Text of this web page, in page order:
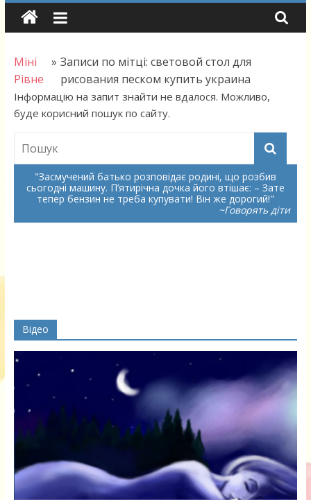
Skip
Міні
Рівне
» Записи по мітці: световой стол для
рисования песком купить украина
Інформацію на запит знайти не вдалося. Можливо,
буде корисний пошук по сайту.
Засмучений батько розповідає родині, що розбив
сьогодні машину. П’ятирічна дочка його втішає: – Зате
тепер бензин не треба купувати! Він же дорогий!
~Говорять діти
Відео